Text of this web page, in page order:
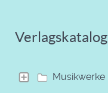
Verlagskatalog
Musikwerke